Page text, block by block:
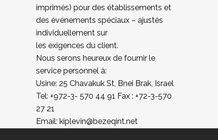
imprimés) pour des établissements et
des événements spéciaux – ajustés
individuellement sur
les exigences du client.
Nous serons heureux de fournir le
service personnel à:
Usine: 25 Chavakuk St, Bnei Brak, Israel
Tel: +972-3- 570 44 91 Fax : +72-3-570
27 21
Email: kiplevin@bezeqint.net